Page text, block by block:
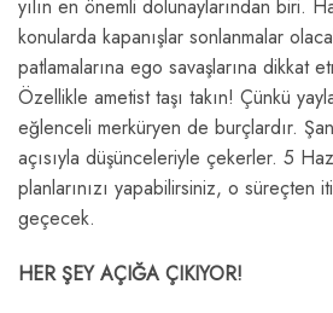
yılın en önemli dolunaylarından biri.
konularda kapanışlar sonlanmalar
patlamalarına ego savaşlarına dikkat
Özellikle ametist taşı takın! Çünkü
eğlenceli merküryen de burçlardır.
açısıyla düşünceleriyle çekerler. 5
planlarınızı yapabilirsiniz, o süreçten
geçecek.
HER ŞEY AÇIĞA ÇIKIYOR!